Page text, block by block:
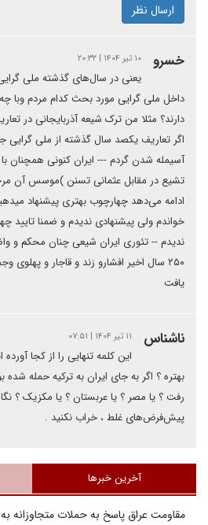
ارسال نظر
خسرو ۱۰ تیر ۱۴۰۴ | ۲۰:۳۲
یعنی در سال‌های گذشته ملی
داخل ملی گرایی مورد بحث کدام مردم وبا
دارند؟ مثلا من ترک شیعه آذربایجانی در
اگر تعاریف یکصد سال گذشته از ملی
آسیمله شدن گردم --- ایران کنونی همچنان
تشیع در مقابل عثمانی تسنن )موسس آن
ادامه می‌دهد چهارچوب بهتری پیشنهاد
ندیدم -- تئوری ایران شیعی چنان محکم
۲۵۰ سال اخیر افشارو زند و قاجار و
یافت
ناشناس ۱۱ تیر ۱۴۰۴ | ۰۷:۵۱
این کلمه تنهایی را از کجا
بهتره ؟ اگر به جای ایران به ترکیه حمله
رفت ؟ یا مصر ؟ یا عربستان ؟ یا مکزیک ؟
پیش‌فرض‌های غلط ، خراب نکنید .‌
آخرین خبرها
مقاومت عراق پاسخ به حملات متجاوزانه